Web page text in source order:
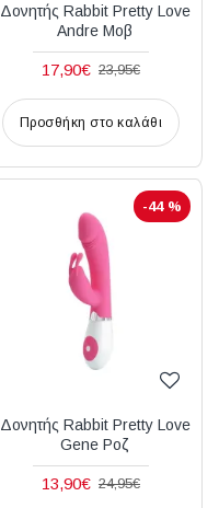
Δονητής Rabbit Pretty Love
Andre Μοβ
17,90€ 23,95€
Προσθήκη στο καλάθι
-44 %
Δονητής Rabbit Pretty Love
Gene Ροζ
13,90€ 24,95€